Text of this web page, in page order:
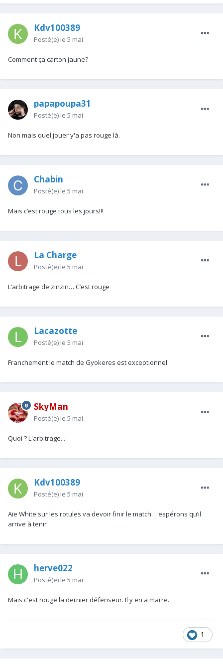
Kdv100389
Posté(e) le 5 mai
Comment ça carton jaune?
papapoupa31
Posté(e) le 5 mai
Non mais quel jouer y'a pas rouge là.
Chabin
Posté(e) le 5 mai
Mais c’est rouge tous les jours!!!
La Charge
Posté(e) le 5 mai
L’arbitrage de zinzin… C’est rouge
Lacazotte
Posté(e) le 5 mai
Franchement le match de Gyokeres est exceptionnel
SkyMan
Posté(e) le 5 mai
Quoi ? L'arbitrage...
Kdv100389
Posté(e) le 5 mai
Aïe White sur les rotules va devoir finir le match… espérons qu’il
arrive à tenir
herve022
Posté(e) le 5 mai
Mais c'est rouge la dernier défenseur. Il y en a marre.
1